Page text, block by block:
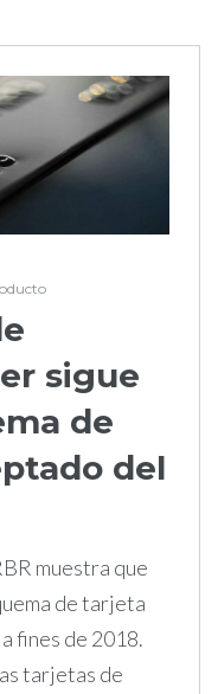
sigue
de
del
muestra que
de tarjeta
fines de 2018.
tarjetas de